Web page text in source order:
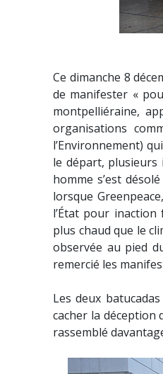
Ce dimanche 8
de manifester «
montpelliéraine,
organisations
l’Environnement)
le départ, plusieurs
homme s’est
lorsque
l’État pour
plus chaud que le
observée au pied
remercié les
Les deux
cacher la déception
rassemblé